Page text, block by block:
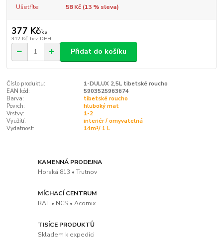
Ušetříte 58 Kč (13% sleva)
377 Kč/ks
312 Kč bez DPH
Přidat do košíku
Číslo produktu:
1-DULUX 2,5L tibetské roucho
EAN kód:
5903525963674
Barva:
tibetské roucho
Povrch:
hluboký mat
Vrstvy:
1-2
Využití:
interiér / omyvatelná
Vydatnost:
14m²/ 1 L
KAMENNÁ PRODEJNA
Horská 813 • Trutnov
MÍCHACÍ CENTRUM
RAL • NCS • Acomix
TISÍCE PRODUKTŮ
Skladem k expedici